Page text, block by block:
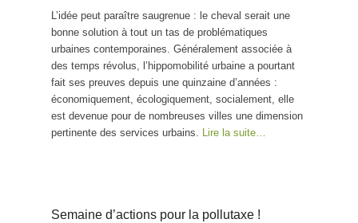
L’idée peut paraître saugrenue : le cheval serait une
bonne solution à tout un tas de problématiques
urbaines contemporaines. Généralement associée à
des temps révolus, l’hippomobilité urbaine a pourtant
fait ses preuves depuis une quinzaine d’années :
économiquement, écologiquement, socialement, elle
est devenue pour de nombreuses villes une dimension
pertinente des services urbains. Lire la suite…
Semaine d’actions pour la pollutaxe !